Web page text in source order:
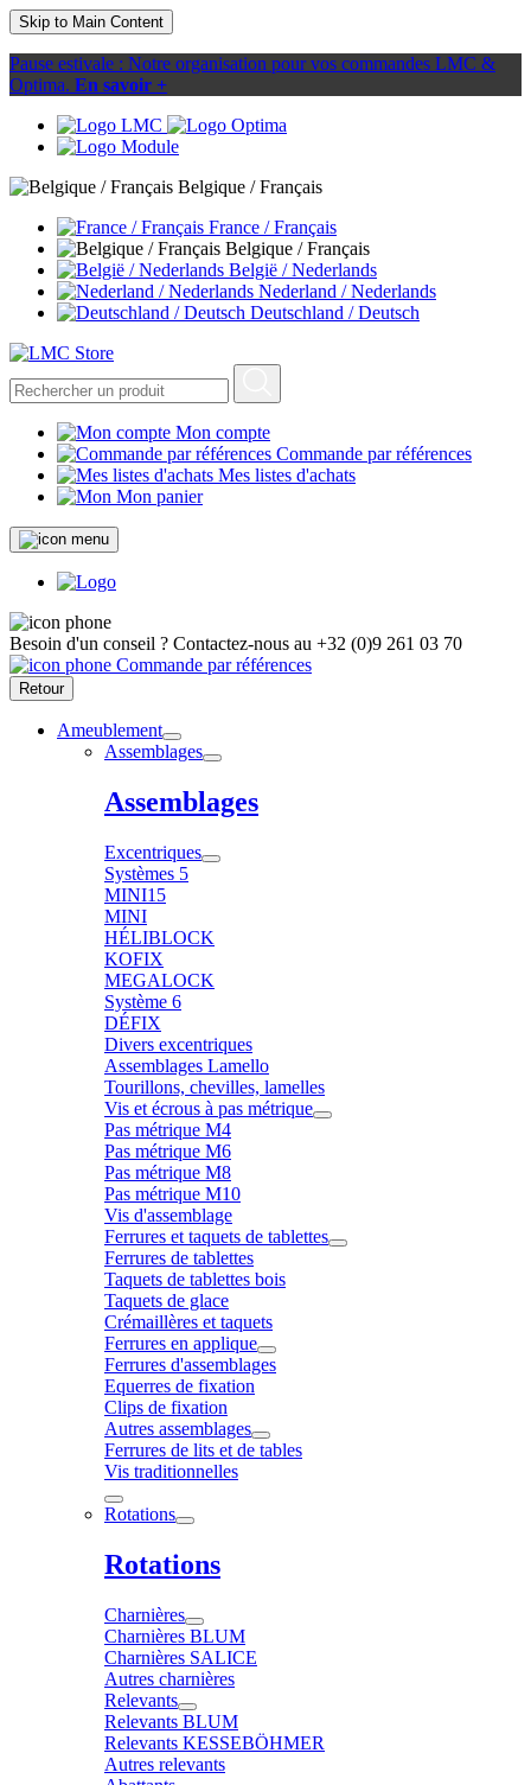
Skip to Main Content
Pause estivale : Notre organisation pour vos commandes LMC &
Optima. En savoir +
Belgique / Français
France / Français
Belgique / Français
België / Nederlands
Nederland / Nederlands
Deutschland / Deutsch
Mon compte
Commande par références
Mes listes d'achats
Mon panier
Besoin d'un conseil ? Contactez-nous au +32 (0)9 261 03 70
Commande par références
Retour
Ameublement
Assemblages
Assemblages
Excentriques
Systèmes 5
MINI15
MINI
HÉLIBLOCK
KOFIX
MEGALOCK
Système 6
DÉFIX
Divers excentriques
Assemblages Lamello
Tourillons, chevilles, lamelles
Vis et écrous à pas métrique
Pas métrique M4
Pas métrique M6
Pas métrique M8
Pas métrique M10
Vis d'assemblage
Ferrures et taquets de tablettes
Ferrures de tablettes
Taquets de tablettes bois
Taquets de glace
Crémaillères et taquets
Ferrures en applique
Ferrures d'assemblages
Equerres de fixation
Clips de fixation
Autres assemblages
Ferrures de lits et de tables
Vis traditionnelles
Rotations
Rotations
Charnières
Charnières BLUM
Charnières SALICE
Autres charnières
Relevants
Relevants BLUM
Relevants KESSEBÖHMER
Autres relevants